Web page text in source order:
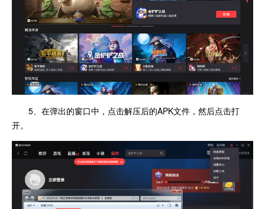
5、在弹出的窗口中，点击解压后的APK文件，然后点击打
开。